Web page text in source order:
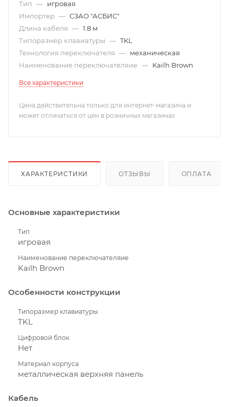
Тип — игровая
Импортер — СЗАО "АСБИС"
Длина кабеля — 1.8 м
Типоразмер клавиатуры — TKL
Технология переключателя — механическая
Наименование переключателяие — Kailh Brown
Все характеристики
Цена действительна только для интернет-магазина и
может отличаться от цен в розничных магазинах
ХАРАКТЕРИСТИКИ ОТЗЫВЫ ОПЛАТА
Основные характеристики
Тип
игровая
Наименование переключателяие
Kailh Brown
Особенности конструкции
Типоразмер клавиатуры
TKL
Цифровой блок
Нет
Материал корпуса
металлическая верхняя панель
Кабель